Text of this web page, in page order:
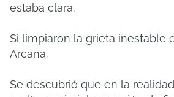
estaba clara.
Si limpiaron la grieta inestable
Arcana.
Se descubrió que en la